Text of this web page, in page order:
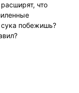
что
побежишь?